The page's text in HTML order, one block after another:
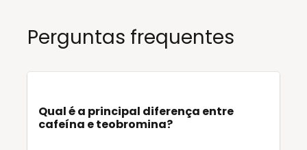
Perguntas frequentes
Qual é a principal diferença entre
cafeína e teobromina?